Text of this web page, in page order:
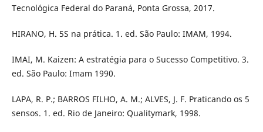
Tecnológica Federal do Paraná, Ponta Grossa, 2017.
HIRANO, H. 5S na prática. 1. ed. São Paulo: IMAM, 1994.
IMAI, M. Kaizen: A estratégia para o Sucesso Competitivo. 3.
ed. São Paulo: Imam 1990.
LAPA, R. P.; BARROS FILHO, A. M.; ALVES, J. F. Praticando os 5
sensos. 1. ed. Rio de Janeiro: Qualitymark, 1998.